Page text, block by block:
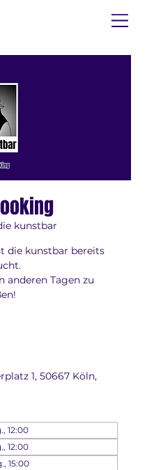
kunstbar
die kunstbar bereits
anderen Tagen zu
1, 50667 Köln,
12:00
12:00
15:00